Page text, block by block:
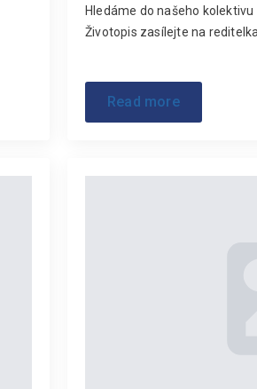
Hledáme do našeho
Životopis zasílejte na
Read more